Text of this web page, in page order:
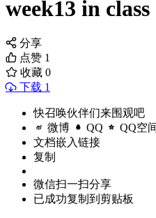
week13 in class
分享
点赞 1
收藏 0
下载 1
快召唤伙伴们来围观吧
微博 QQ QQ空
文档嵌入链接
复制
微信扫一扫分享
已成功复制到剪贴板